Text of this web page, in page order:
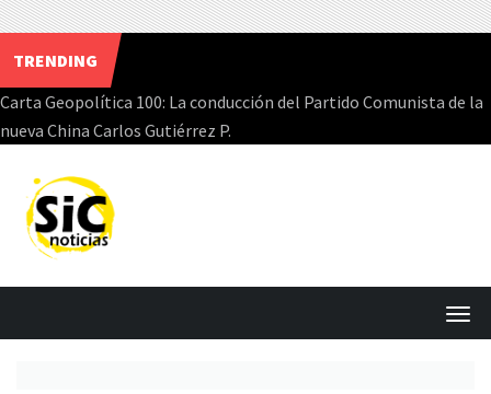
TRENDING
Carta Geopolítica 100: La conducción del Partido Comunista de la
nueva China Carlos Gutiérrez P.
Skip
to
content
T